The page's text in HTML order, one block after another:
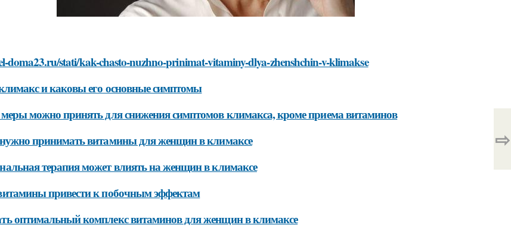
doma23.ru/stati/kak-chasto-nuzhno-prinimat-vitaminy-dlya-zhenshchin-v-klimakse
и каковы его основные симптомы
можно принять для снижения симптомов климакса, кроме приема витаминов
принимать витамины для женщин в климаксе
терапия может влиять на женщин в климаксе
привести к побочным эффектам
оптимальный комплекс витаминов для женщин в климаксе
⇨